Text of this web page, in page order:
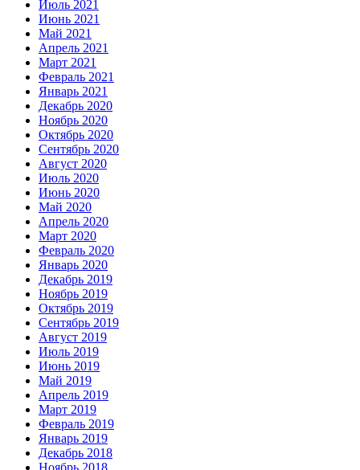
Июль 2021
Июнь 2021
Май 2021
Апрель 2021
Март 2021
Февраль 2021
Январь 2021
Декабрь 2020
Ноябрь 2020
Октябрь 2020
Сентябрь 2020
Август 2020
Июль 2020
Июнь 2020
Май 2020
Апрель 2020
Март 2020
Февраль 2020
Январь 2020
Декабрь 2019
Ноябрь 2019
Октябрь 2019
Сентябрь 2019
Август 2019
Июль 2019
Июнь 2019
Май 2019
Апрель 2019
Март 2019
Февраль 2019
Январь 2019
Декабрь 2018
Ноябрь 2018